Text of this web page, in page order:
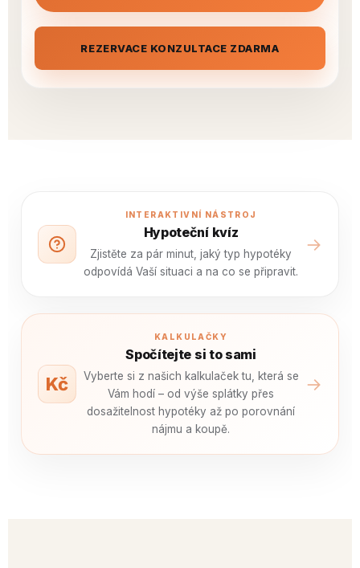
REZERVACE KONZULTACE ZDARMA
INTERAKTIVNÍ NÁSTROJ
Hypoteční kvíz
Zjistěte za pár minut, jaký typ hypotéky
odpovídá Vaší situaci a na co se připravit.
→
Kč
KALKULAČKY
Spočítejte si to sami
Vyberte si z našich kalkulaček tu, která se
Vám hodí – od výše splátky přes
dosažitelnost hypotéky až po porovnání
nájmu a koupě.
→